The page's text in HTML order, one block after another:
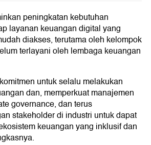
peningkatan kebutuhan
layanan keuangan digital yang
diakses, terutama oleh kelompok
terlayani oleh lembaga keuangan
untuk selalu melakukan
dan, memperkuat manajemen
governance, dan terus
stakeholder di industri untuk dapat
keuangan yang inklusif dan